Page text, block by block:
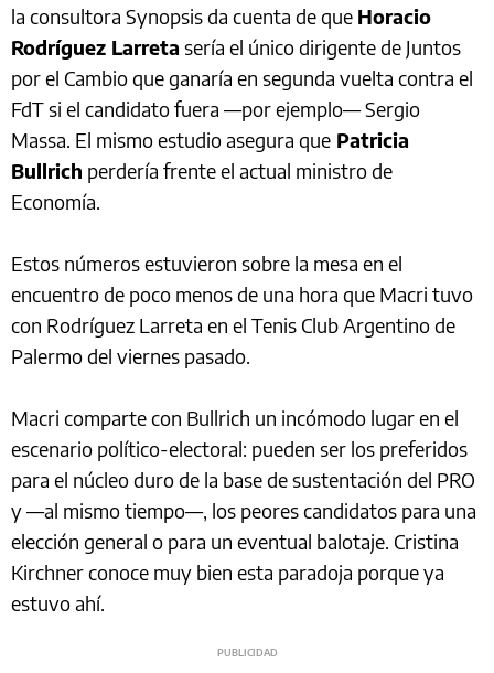
la consultora Synopsis da cuenta de que Horacio
Rodríguez Larreta sería el único dirigente de Juntos
por el Cambio que ganaría en segunda vuelta contra el
FdT si el candidato fuera —por ejemplo— Sergio
Massa. El mismo estudio asegura que Patricia
Bullrich perdería frente el actual ministro de
Economía.
Estos números estuvieron sobre la mesa en el
encuentro de poco menos de una hora que Macri tuvo
con Rodríguez Larreta en el Tenis Club Argentino de
Palermo del viernes pasado.
Macri comparte con Bullrich un incómodo lugar en el
escenario político-electoral: pueden ser los preferidos
para el núcleo duro de la base de sustentación del PRO
y —al mismo tiempo—, los peores candidatos para una
elección general o para un eventual balotaje. Cristina
Kirchner conoce muy bien esta paradoja porque ya
estuvo ahí.